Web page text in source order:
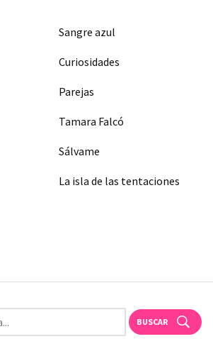
Sangre azul
Curiosidades
Parejas
Tamara Falcó
Sálvame
La isla de las tentaciones
BUSCAR